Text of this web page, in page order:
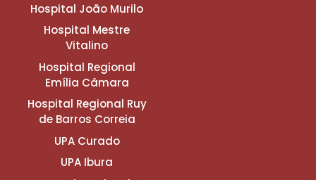
Hospital João Murilo
Hospital Mestre
Vitalino
Hospital Regional
Emília Câmara
Hospital Regional Ruy
de Barros Correia
UPA Curado
UPA Ibura